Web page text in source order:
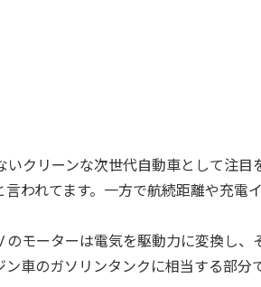
クリーンな次世代自動車として注目
われてます。一方で航続距離や充電
モーターは電気を駆動力に変換し、
車のガソリンタンクに相当する部分